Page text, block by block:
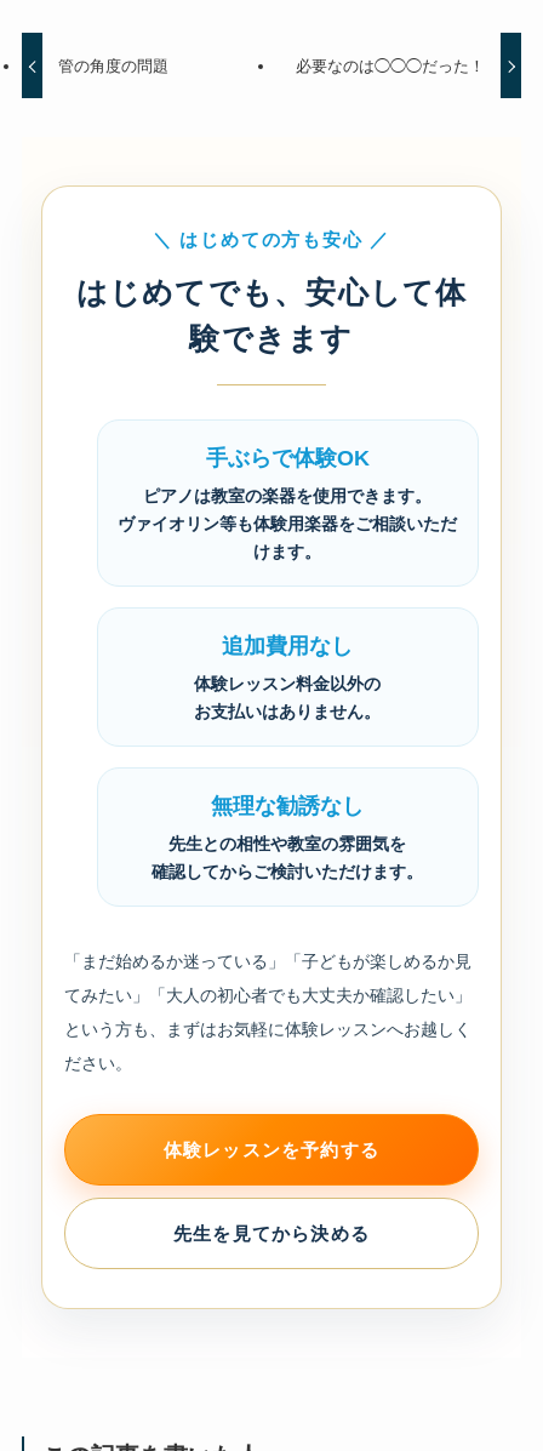
管の角度の問題 必要なのは◯◯◯だった！
＼ はじめての方も安心 ／
はじめてでも、安心して体
験できます
手ぶらで体験OK
ピアノは教室の楽器を使用できます。
ヴァイオリン等も体験用楽器をご相談いただ
けます。
追加費用なし
体験レッスン料金以外の
お支払いはありません。
無理な勧誘なし
先生との相性や教室の雰囲気を
確認してからご検討いただけます。
「まだ始めるか迷っている」「子どもが楽しめるか見
てみたい」「大人の初心者でも大丈夫か確認したい」
という方も、まずはお気軽に体験レッスンへお越しく
ださい。
体験レッスンを予約する
先生を見てから決める